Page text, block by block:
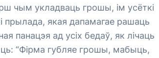
чым укладваць грошы, ім усёткі
прылада, якая дапамагае рашаць
панацэя ад усіх бедаў, як лічаць
“Фірма губляе грошы, мабыць,